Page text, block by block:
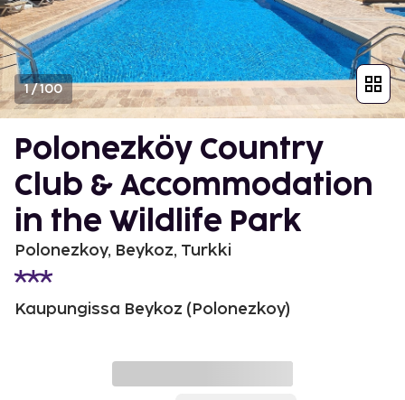
1/100
Polonezköy Country
Club & Accommodation
in the Wildlife Park
Polonezkoy, Beykoz, Turkki
Kaupungissa Beykoz (Polonezkoy)